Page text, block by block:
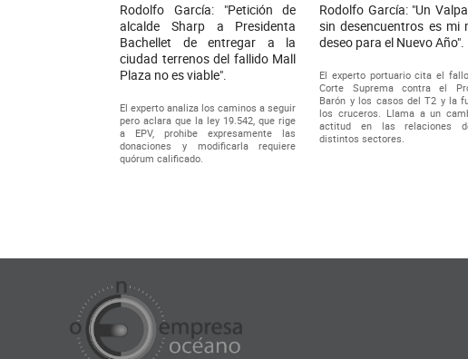
Rodolfo García: "Petición de
alcalde Sharp a Presidenta
Bachellet de entregar a la
ciudad terrenos del fallido Mall
Plaza no es viable".
El experto analiza los caminos a seguir
pero aclara que la ley 19.542, que rige
a EPV, prohibe expresamente las
donaciones y modificarla requiere
quórum calificado.
Rodolfo García: "Un
sin desencuentros es mi
deseo para el Nuevo Año".
El experto portuario cita el
Corte Suprema contra el
Barón y los casos del T2 y la
los cruceros. Llama a un
actitud en las relaciones
distintos sectores.